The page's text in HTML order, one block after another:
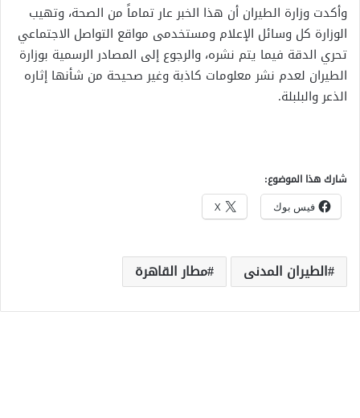
وأكدت وزارة الطيران أن هذا الخبر عار تماماً من الصحة، وتهيب
الوزارة كل وسائل الإعلام ومستخدمى مواقع التواصل الاجتماعي
تحري الدقة فيما يتم نشره، والرجوع إلى المصادر الرسمية بوزارة
الطيران لعدم نشر معلومات كاذبة وغير صحيحة من شأنها إثاره
الذعر والبلبلة.
شارك هذا الموضوع:
فيس بوك X
الطيران المدنى مطار القاهرة